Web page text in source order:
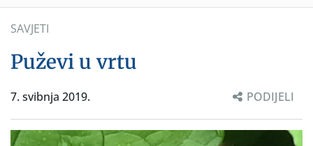
SAVJETI
Puževi u vrtu
7. svibnja 2019. PODIJELI